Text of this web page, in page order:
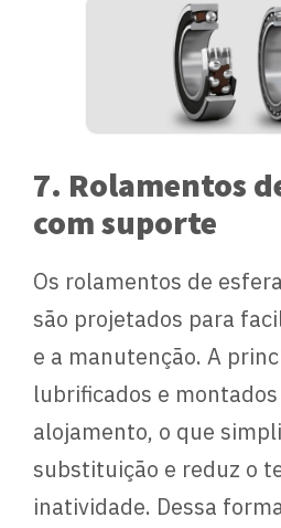
7. Rolamentos
com suporte
Os rolamentos de
são projetados para
e a manutenção. A
lubrificados e
alojamento, o que
substituição e reduz o
inatividade. Dessa